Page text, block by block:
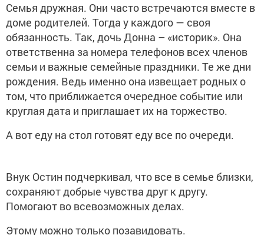
Семья дружная. Они часто встречаются вместе в
доме родителей. Тогда у каждого — своя
обязанность. Так, дочь Донна – «историк». Она
ответственна за номера телефонов всех членов
семьи и важные семейные праздники. Те же дни
рождения. Ведь именно она извещает родных о
том, что приближается очередное событие или
круглая дата и приглашает их на торжество.
А вот еду на стол готовят еду все по очереди.
Внук Остин подчеркивал, что все в семье близки,
сохраняют добрые чувства друг к другу.
Помогают во всевозможных делах.
Этому можно только позавидовать.